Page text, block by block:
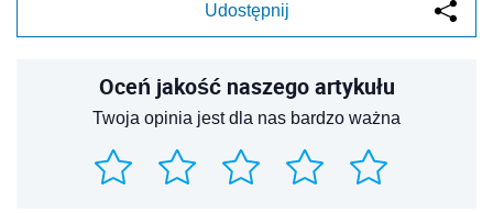
Udostępnij
Oceń jakość naszego artykułu
Twoja opinia jest dla nas bardzo ważna